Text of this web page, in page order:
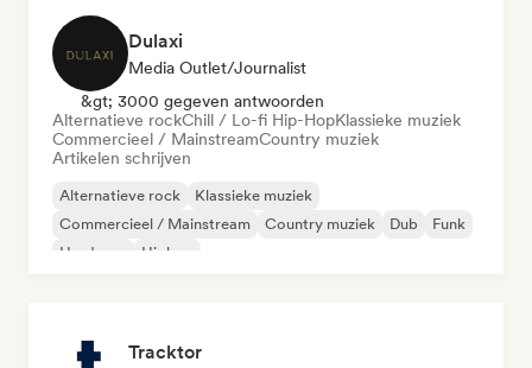
Dulaxi
Media Outlet/Journalist
&gt; 3000 gegeven antwoorden
Alternatieve rockChill / Lo-fi Hip-HopKlassieke muziek
Commercieel / MainstreamCountry muziek
Artikelen schrijven
Alternatieve rock
Klassieke muziek
Commercieel / Mainstream
Country muziek Dub
Funk
Hardcore
Hiphop
Tracktor